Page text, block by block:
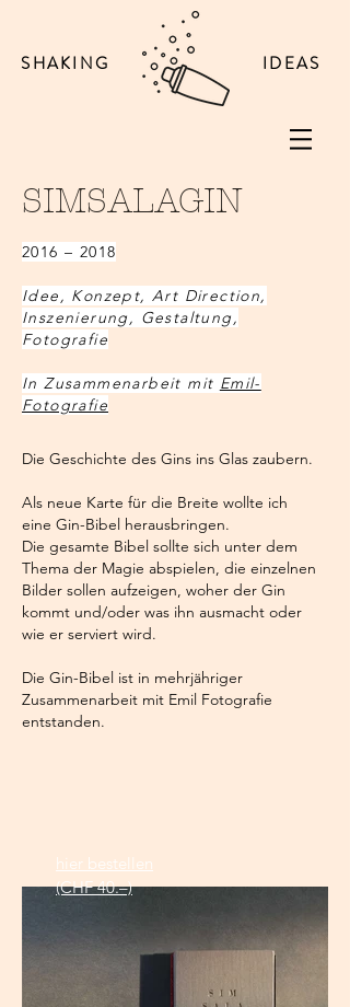
SHAKING IDEAS
SIMSALAGIN
2016 – 2018
Idee, Konzept, Art Direction,
Inszenierung, Gestaltung,
Fotografie
In Zusammenarbeit mit Emil-
Fotografie
Die Geschichte des Gins ins Glas zaubern.
Als neue Karte für die Breite wollte ich
eine Gin-Bibel herausbringen.
Die gesamte Bibel sollte sich unter dem
Thema der Magie abspielen, die einzelnen
Bilder sollen aufzeigen, woher der Gin
kommt und/oder was ihn ausmacht oder
wie er serviert wird.
Die Gin-Bibel ist in mehrjähriger
Zusammenarbeit mit Emil Fotografie
entstanden.
hier bestellen
(CHF 40.–)